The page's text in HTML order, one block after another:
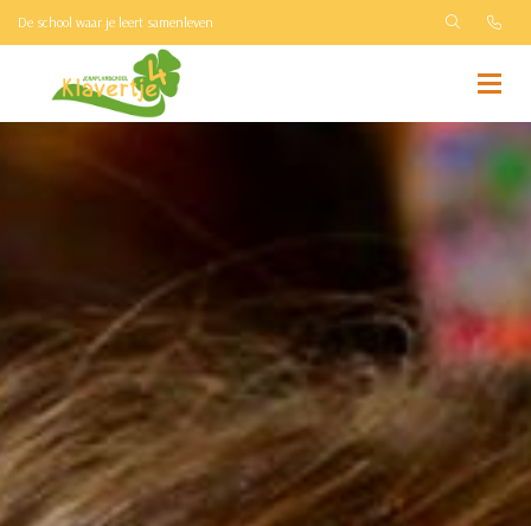
De school waar je leert samenleven